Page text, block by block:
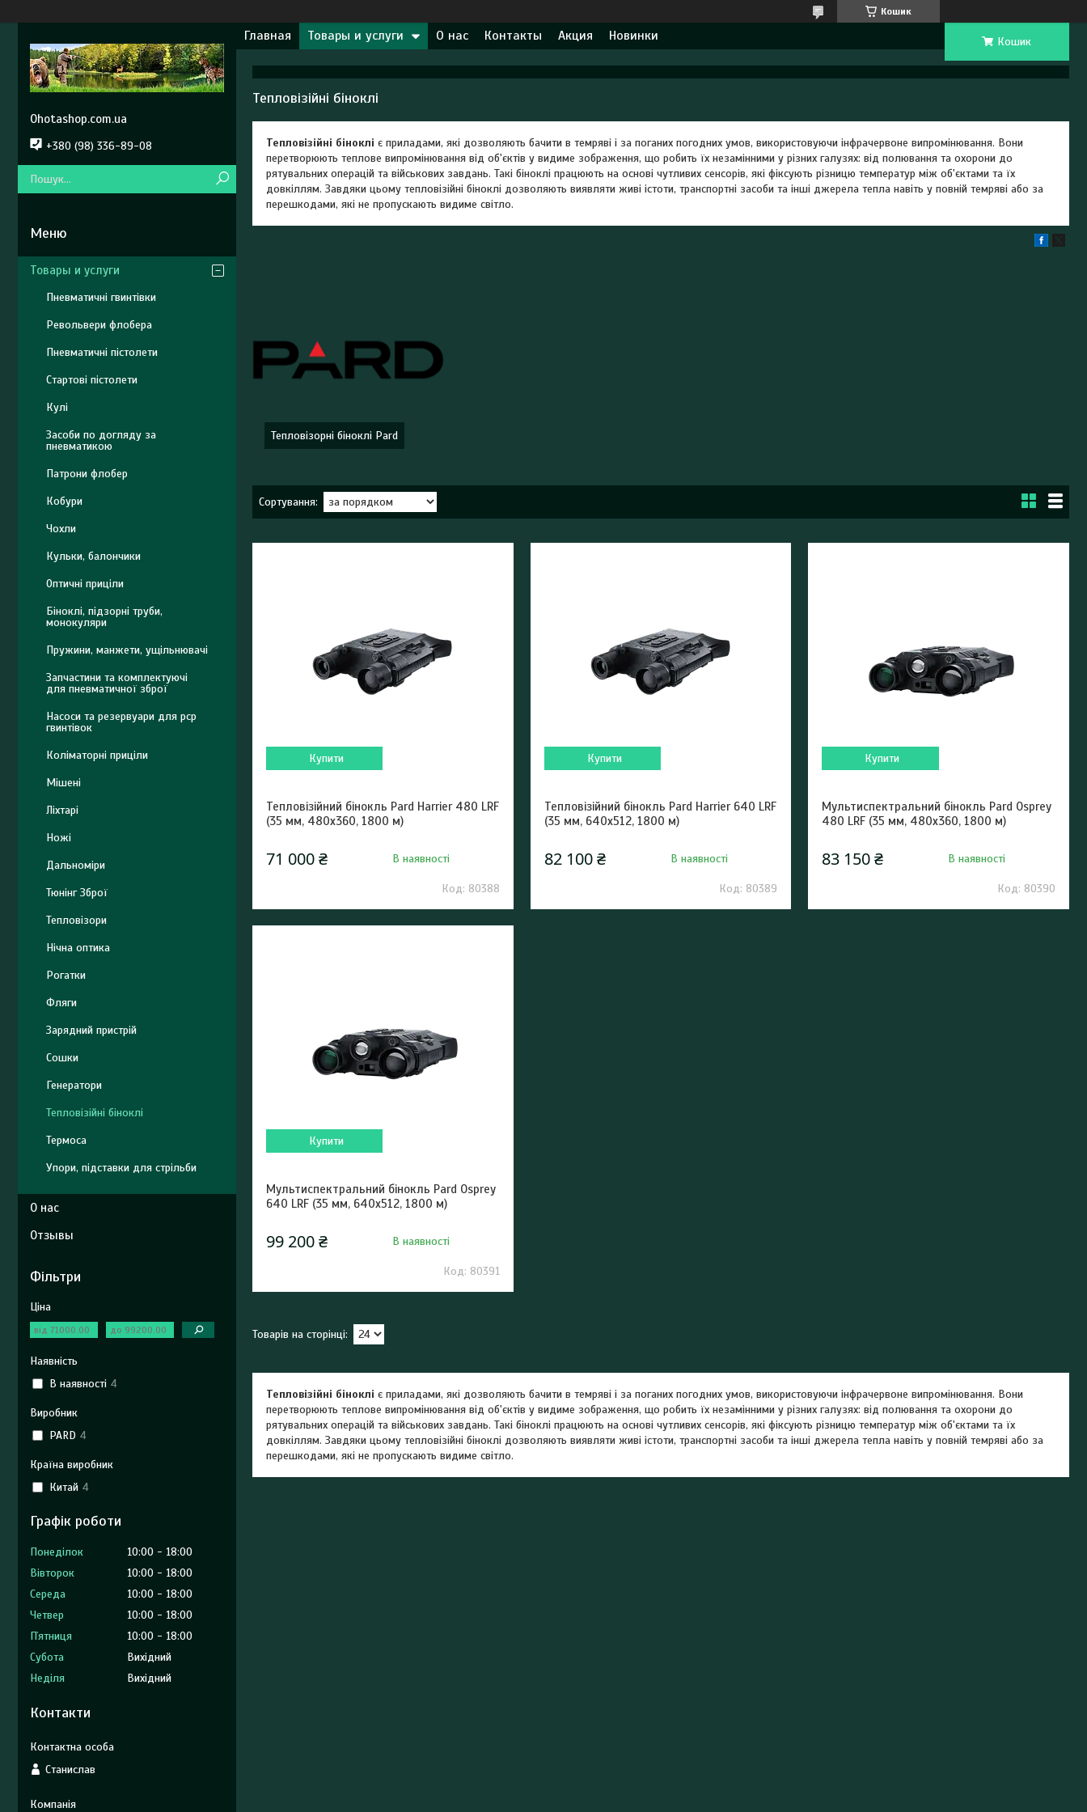
Кошик
Главная Товары и услуги О нас Контакты Акция Новинки Кошик
Тепловізійні біноклі
Тепловізійні біноклі є приладами, які дозволяють бачити в темряві і за поганих погодних умов, використовуючи інфрачервоне випромінювання. Вони
перетворюють теплове випромінювання від об'єктів у видиме зображення, що робить їх незамінними у різних галузях: від полювання та охорони до
рятувальних операцій та військових завдань. Такі біноклі працюють на основі чутливих сенсорів, які фіксують різницю температур між об'єктами та їх
довкіллям. Завдяки цьому тепловізійні біноклі дозволяють виявляти живі істоти, транспортні засоби та інші джерела тепла навіть у повній темряві або за
перешкодами, які не пропускають видиме світло.
Тепловізорні біноклі Pard
Купити
Тепловізійний бінокль Pard Harrier 480 LRF
(35 мм, 480х360, 1800 м)
71 000 ₴ В наявності
80388
Купити
Тепловізійний бінокль Pard Harrier 640 LRF
(35 мм, 640х512, 1800 м)
82 100 ₴ В наявності
80389
Купити
Мультиспектральний бінокль Pard Osprey
480 LRF (35 мм, 480х360, 1800 м)
83 150 ₴ В наявності
80390
Купити
Мультиспектральний бінокль Pard Osprey
640 LRF (35 мм, 640х512, 1800 м)
99 200 ₴ В наявності
80391
Тепловізійні біноклі є приладами, які дозволяють бачити в темряві і за поганих погодних умов, використовуючи інфрачервоне випромінювання. Вони
перетворюють теплове випромінювання від об'єктів у видиме зображення, що робить їх незамінними у різних галузях: від полювання та охорони до
рятувальних операцій та військових завдань. Такі біноклі працюють на основі чутливих сенсорів, які фіксують різницю температур між об'єктами та їх
довкіллям. Завдяки цьому тепловізійні біноклі дозволяють виявляти живі істоти, транспортні засоби та інші джерела тепла навіть у повній темряві або за
перешкодами, які не пропускають видиме світло.
Ohotashop.com.ua
+380 (98) 336-89-08
Товары и услуги
Пневматичні гвинтівки
Револьвери флобера
Пневматичні пістолети
Стартові пістолети
Кулі
Засоби по догляду за
пневматикою
Патрони флобер
Кобури
Чохли
Кульки, балончики
Оптичні приціли
Біноклі, підзорні труби,
монокуляри
Пружини, манжети, ущільнювачі
Запчастини та комплектуючі
для пневматичної зброї
Насоси та резервуари для pcp
гвинтівок
Коліматорні приціли
Мішені
Ліхтарі
Ножі
Дальноміри
Тюнінг Зброї
Тепловізори
Нічна оптика
Рогатки
Фляги
Зарядний пристрій
Сошки
Генератори
Тепловізійні біноклі
Термоса
Упори, підставки для стрільби
О нас
Отзывы
Фільтри
Ціна
Наявність
В наявності 4
Виробник
PARD 4
Країна виробник
Китай 4
Графік роботи
Понеділок 10:00
18:00
Вівторок
10:00
18:00
Середа
10:00
18:00
Четвер
10:00
18:00
Пʼятниця
10:00
18:00
Субота
Вихідний
Неділя
Вихідний
Контакти
Станислав